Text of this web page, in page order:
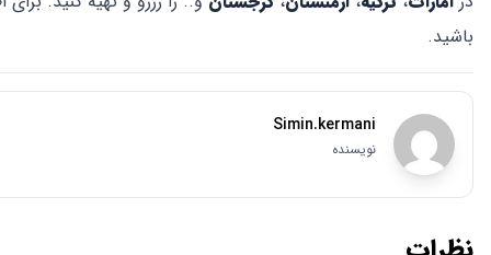
وب‌ سایت
ذخیره نام، ایمیل و وبسایت من در مرورگر برای زمانی که
دسته بندی ها